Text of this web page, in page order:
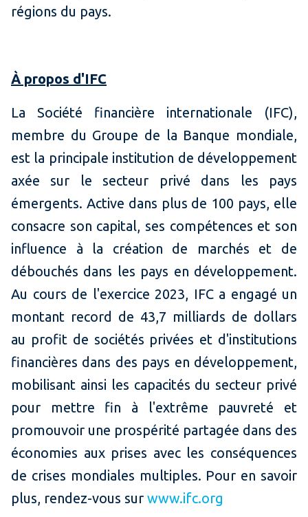
régions du pays.
À propos d'IFC
La Société financière internationale (IFC),
membre du Groupe de la Banque mondiale,
est la principale institution de développement
axée sur le secteur privé dans les pays
émergents. Active dans plus de 100 pays, elle
consacre son capital, ses compétences et son
influence à la création de marchés et de
débouchés dans les pays en développement.
Au cours de l'exercice 2023, IFC a engagé un
montant record de 43,7 milliards de dollars
au profit de sociétés privées et d'institutions
financières dans des pays en développement,
mobilisant ainsi les capacités du secteur privé
pour mettre fin à l'extrême pauvreté et
promouvoir une prospérité partagée dans des
économies aux prises avec les conséquences
de crises mondiales multiples. Pour en savoir
plus, rendez-vous sur www.ifc.org